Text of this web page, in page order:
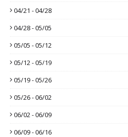
04/21 - 04/28
04/28 - 05/05
05/05 - 05/12
05/12 - 05/19
05/19 - 05/26
05/26 - 06/02
06/02 - 06/09
06/09 - 06/16